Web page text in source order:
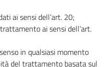
ai sensi dell’art. 20;
ai sensi dell’art.
in qualsiasi momento
del trattamento basata sul